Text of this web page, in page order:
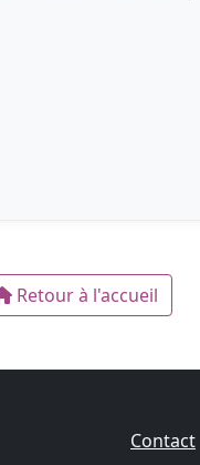
Retour à l'accueil
Contact